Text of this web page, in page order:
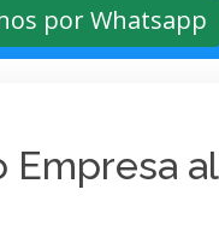
por Whatsapp
Empresa al